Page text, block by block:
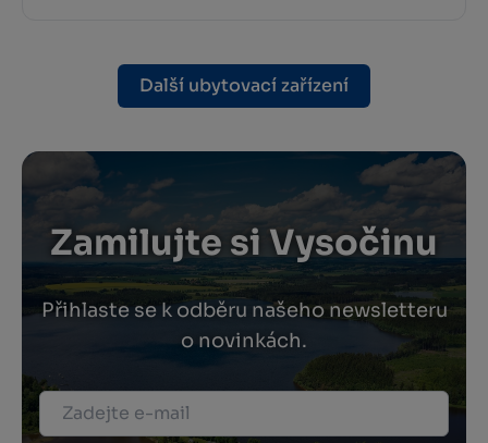
Další ubytovací zařízení
Zamilujte si Vysočinu
Přihlaste se k odběru našeho newsletteru
o novinkách.